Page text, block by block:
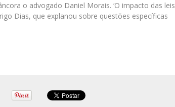
o advogado Daniel Morais. ‘O impacto das leis
Dias, que explanou sobre questões específicas